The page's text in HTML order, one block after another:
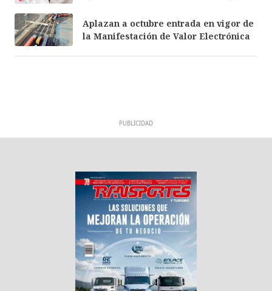
Aplazan a octubre entrada en vigor de
la Manifestación de Valor Electrónica
PUBLICIDAD